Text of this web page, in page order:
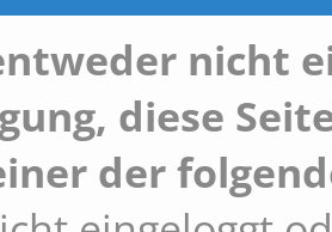
nicht
diese
der